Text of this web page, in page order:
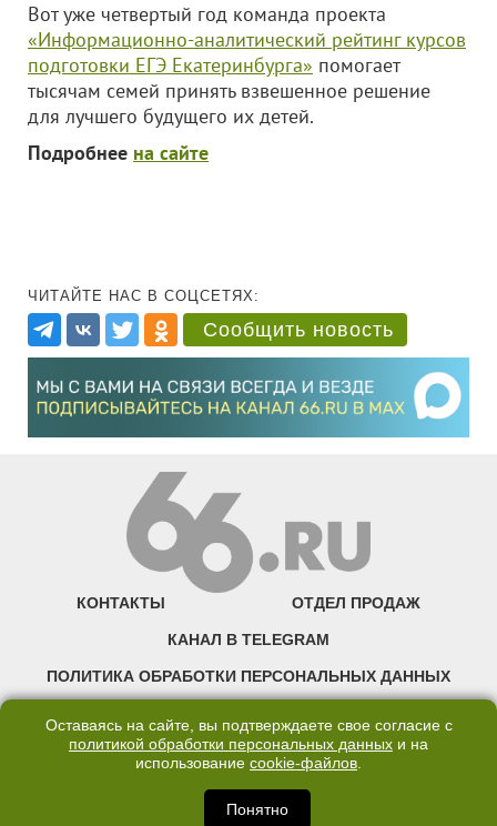
Вот уже четвертый год команда проекта
«Информационно-аналитический рейтинг курсов
подготовки ЕГЭ Екатеринбурга» помогает
тысячам семей принять взвешенное решение
для лучшего будущего их детей.
Подробнее на сайте
ЧИТАЙТЕ НАС В СОЦСЕТЯХ:
Сообщить новость
КОНТАКТЫ ОТДЕЛ ПРОДАЖ
КАНАЛ В TELEGRAM
ПОЛИТИКА ОБРАБОТКИ ПЕРСОНАЛЬНЫХ ДАННЫХ
©2007—2025 66.RU. Воспроизведение, сообщение, доведение до всеобщего
правообладателя запрещено. Сетевое издание «Современный портал
Екатеринбурга — «66.ru» (18+) зарегистрировано Федеральной службой по
Оставаясь на сайте, вы подтверждаете свое согласие с
политикой обработки персональных данных и на
использование cookie-файлов.
Понятно